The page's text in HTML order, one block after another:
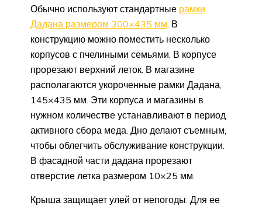
Обычно используют стандартные рамки
Дадана размером 300×435 мм . В
конструкцию можно поместить несколько
корпусов с пчелиными семьями. В корпусе
прорезают верхний леток. В магазине
располагаются укороченные рамки Дадана,
145×435 мм. Эти корпуса и магазины в
нужном количестве устанавливают в период
активного сбора меда. Дно делают съемным,
чтобы облегчить обслуживание конструкции.
В фасадной части дадана прорезают
отверстие летка размером 10×25 мм.
Крыша защищает улей от непогоды. Для ее